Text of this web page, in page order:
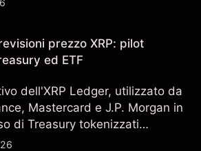
prezzo XRP: pilot
ed ETF
dell'XRP Ledger, utilizzato da
Mastercard e J.P. Morgan in
di Treasury tokenizzati
2026. Le performance